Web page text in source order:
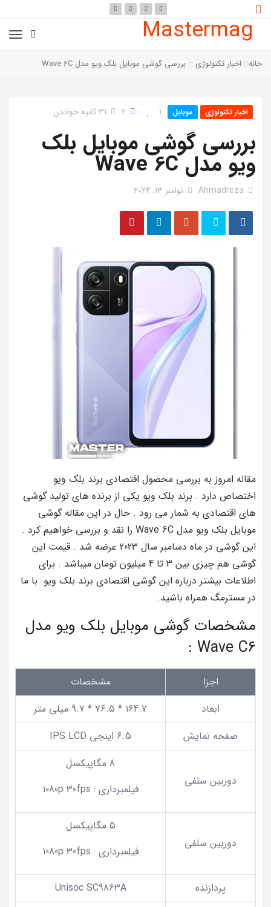
Mastermag
خانه اخبار تکنولوژی بررسی گوشی موبایل بلک ویو مدل Wave 6C
اخبار تکنولوژی موبایل 1
2 31 ثانیه خواندن
بررسی گوشی موبایل بلک
ویو مدل Wave 6C
Ahmadreza نوامبر 13, 2024
مقاله امروز به بررسی محصول افتصادی برند بلک ویو
اختصاص دارد . برند بلک ویو یکی از برنده های تولید گوشی
های اقتصادی به شمار می رود . حال در این مقاله گوشی
موبایل بلک ویو مدل Wave 6C را نقد و بررسی خواهیم کرد .
این گوشی در ماه دسامبر سال 2023 عرضه شد . قیمت این
گوشی هم چیزی بین 3 تا 4 میلیون تومان میباشد . برای
اطلاعات بیشتر درباره این گوشی اقتصادی برند بلک ویو با ما
در مسترمگ همراه باشید.
مشخصات گوشی موبایل بلک ویو مدل
Wave C6 :
اجزا
مشخصات
ابعاد
164.7 * 76.5 * 9.7 میلی متر
صفحه نمایش
6.5 اینجی IPS LCD
دوربین سلفی
8 مگاپیکسل
فیلمبرداری : 1080p 30fps
دوربین سلفی
5 مگاپیکسل
فیلمبرداری : 1080p 30fps
پردازنده
Unisoc SC9863A